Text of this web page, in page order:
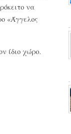
να
«Άγγελος
ίδιο χώρο.